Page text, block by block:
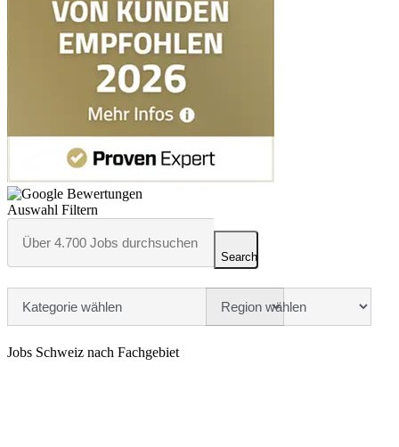
Auswahl Filtern
Search
Jobs Schweiz nach Fachgebiet